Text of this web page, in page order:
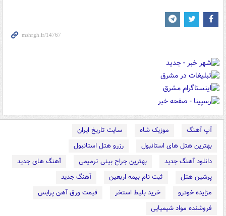
آپ آهنگ موزیک شاه
سایت تاریخ ایران
بهترین هتل های استانبول
رزرو هتل استانبول
دانلود آهنگ جدید
بهترین جراح بینی ترمیمی
آهنگ های جدید
پرشین هتل
ثبت نام بیمه اربعین
آهنگ جدید
مزایده خودرو
خرید بلیط استخر
قیمت ورق آهن پرایس
فروشنده مواد شیمیایی